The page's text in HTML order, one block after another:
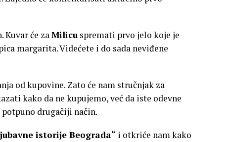
Kuvar će zaMilicu spremati prvo jelo koje je
margarita. Videćete i do sada neviđene
od kupovine. Zato će nam stručnjak za
kako da ne kupujemo, već da iste odevne
drugačiji način.
istorije Beograda“ i otkriće nam kako